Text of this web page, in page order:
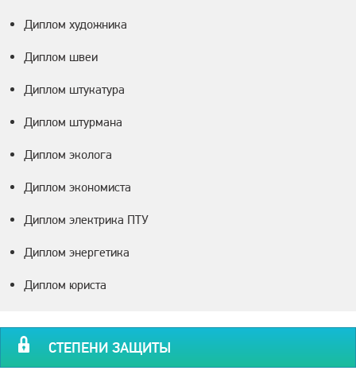
Диплом художника
Диплом швеи
Диплом штукатура
Диплом штурмана
Диплом эколога
Диплом экономиста
Диплом электрика ПТУ
Диплом энергетика
Диплом юриста
СТЕПЕНИ ЗАЩИТЫ